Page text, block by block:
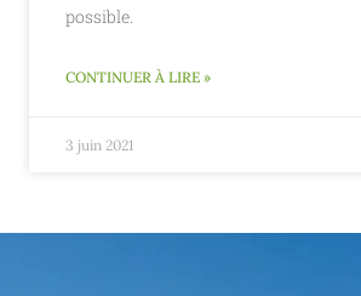
possible.
CONTINUER À LIRE »
3 juin 2021